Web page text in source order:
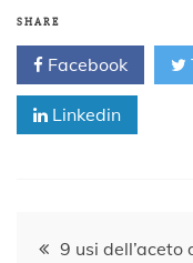
SHARE
Facebook
Linkedin
Navigazione
9 usi dell’aceto